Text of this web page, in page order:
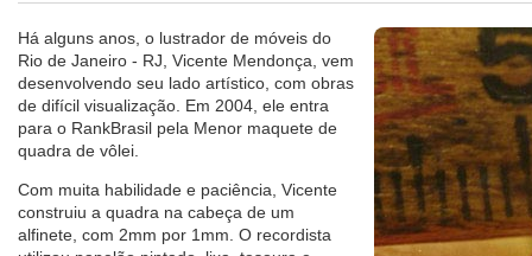
Há alguns anos, o lustrador de móveis do
Rio de Janeiro - RJ, Vicente Mendonça, vem
desenvolvendo seu lado artístico, com obras
de difícil visualização. Em 2004, ele entra
para o RankBrasil pela Menor maquete de
quadra de vôlei.
Com muita habilidade e paciência, Vicente
construiu a quadra na cabeça de um
alfinete, com 2mm por 1mm. O recordista